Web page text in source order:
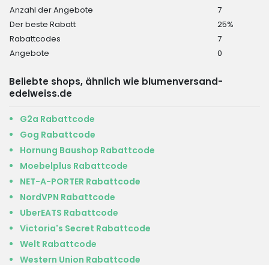
Anzahl der Angebote
7
Der beste Rabatt
25%
Rabattcodes
7
Angebote
0
Beliebte shops, ähnlich wie blumenversand-
edelweiss.de
G2a Rabattcode
Gog Rabattcode
Hornung Baushop Rabattcode
Moebelplus Rabattcode
NET-A-PORTER Rabattcode
NordVPN Rabattcode
UberEATS Rabattcode
Victoria's Secret Rabattcode
Welt Rabattcode
Western Union Rabattcode